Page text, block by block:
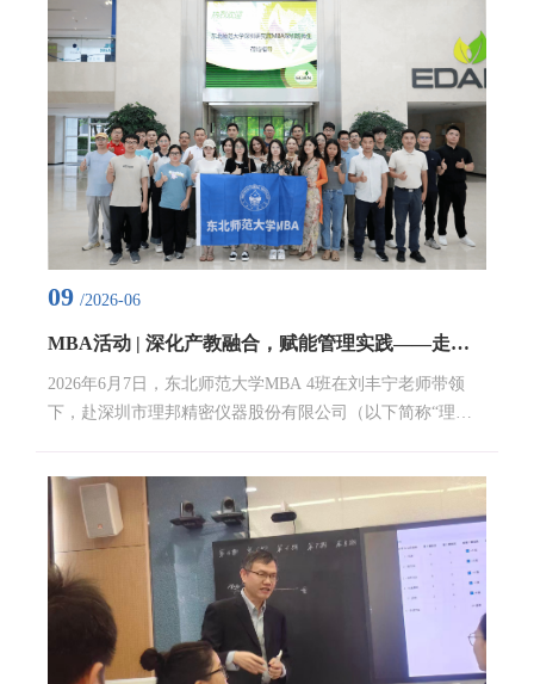
09 /2026-06
MBA活动 | 深化产教融合，赋能管理实践——走进理邦仪器
2026年6月7日，东北师范大学MBA 4班在刘丰宁老师带领
下，赴深圳市理邦精密仪器股份有限公司（以下简称“理邦
动MBA教育从课堂走向产业一线，在真实商业场景中深化对
战略管理、创新研发与组织变革等核心课程内容的理解。参
访师生首先参观了理邦仪器位于深圳坪山区的现代化展厅。
作为国内领先的医疗电子设备与生命信息支持系统解决方案
提供商，...